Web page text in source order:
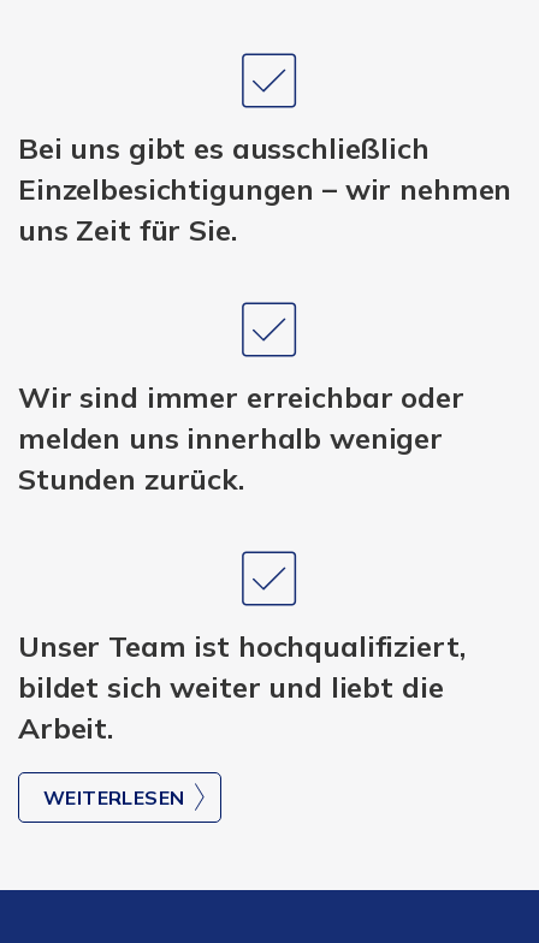
Bei uns gibt es ausschließlich
Einzelbesichtigungen – wir nehmen
uns Zeit für Sie.
Wir sind immer erreichbar oder
melden uns innerhalb weniger
Stunden zurück.
Unser Team ist hochqualifiziert,
bildet sich weiter und liebt die
Arbeit.
WEITERLESEN